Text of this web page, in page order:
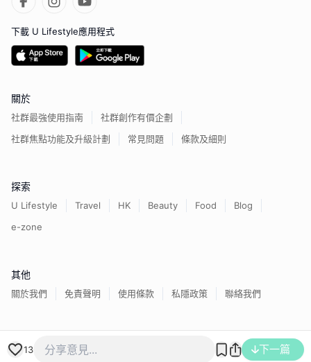
13 下一篇
下載 U Lifestyle應用程式
關於
社群最強使用指南
社群創作有價企劃
社群焦點功能及升級計劃
常見問題 條款及細則
探索
U Lifestyle Travel HK Beauty Food
Blog
e-zone
其他
關於我們 免責聲明 使用條款 私隱政策 聯絡我們
香港經濟日報版權所有©